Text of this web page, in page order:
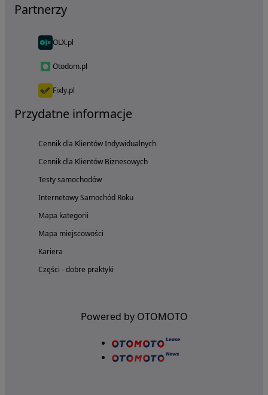
Partnerzy
OLX.pl
Otodom.pl
Fixly.pl
Przydatne informacje
Cennik dla Klientów Indywidualnych
Cennik dla Klientów Biznesowych
Testy samochodów
Internetowy Samochód Roku
Mapa kategorii
Mapa miejscowości
Kariera
Części - dobre praktyki
Powered by OTOMOTO